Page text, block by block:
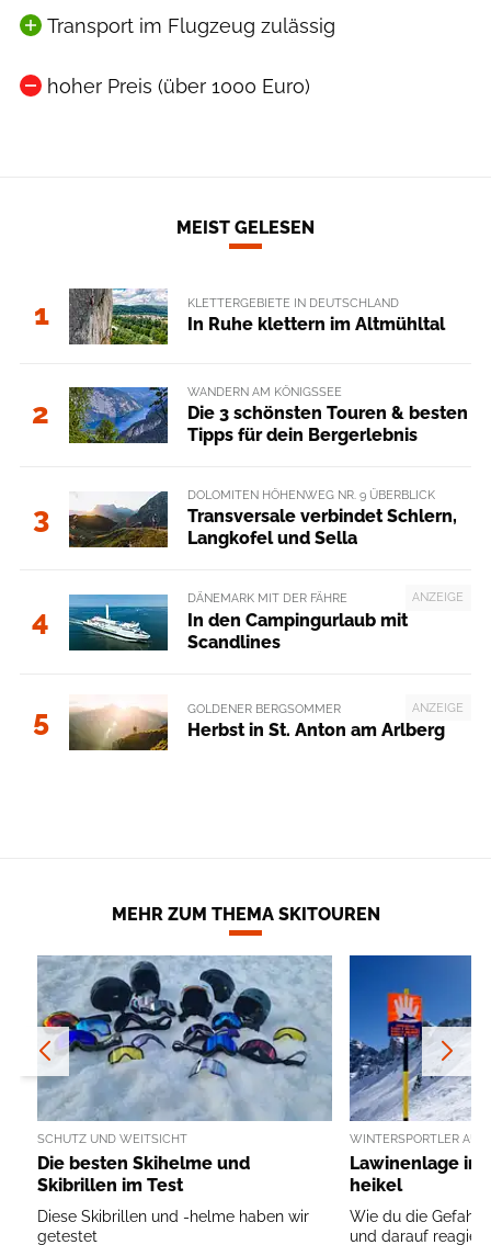
Transport im Flugzeug zulässig
hoher Preis (über 1000 Euro)
MEIST GELESEN
1 KLETTERGEBIETE IN DEUTSCHLAND
In Ruhe klettern im Altmühltal
2
WANDERN AM KÖNIGSSEE
Die 3 schönsten Touren & besten
Tipps für dein Bergerlebnis
3
DOLOMITEN HÖHENWEG NR. 9 ÜBERBLICK
Transversale verbindet Schlern,
Langkofel und Sella
4
ANZEIGE
DÄNEMARK MIT DER FÄHRE
In den Campingurlaub mit
Scandlines
5 ANZEIGE
GOLDENER BERGSOMMER
Herbst in St. Anton am Arlberg
MEHR ZUM THEMA SKITOUREN
SCHUTZ UND WEITSICHT
Die besten Skihelme und
Skibrillen im Test
Diese Skibrillen und -helme haben wir
getestet
WINTERSPORTLER
Lawinenlage in
heikel
Wie du die Gefahr
und darauf